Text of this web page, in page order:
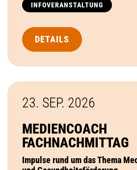
INFOVERANSTALTUNG
DETAILS
23. SEP. 2026
MEDIENCOACH
FACHNACHMITTAG
Impulse rund um das Thema